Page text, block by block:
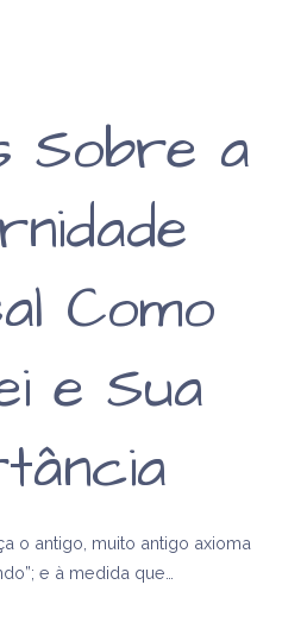
Sobre a
Como
e Sua
o antigo, muito antigo axioma
e à medida que…